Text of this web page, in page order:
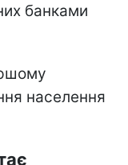
банками
населення